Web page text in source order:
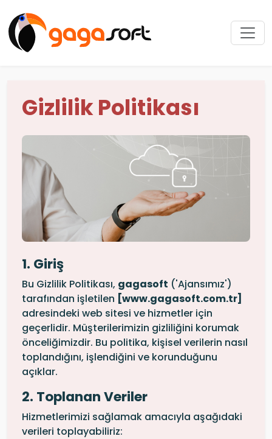
Gizlilik Politikası
1. Giriş
Bu Gizlilik Politikası, gagasoft ('Ajansımız')
tarafından işletilen [www.gagasoft.com.tr]
adresindeki web sitesi ve hizmetler için
geçerlidir. Müşterilerimizin gizliliğini korumak
önceliğimizdir. Bu politika, kişisel verilerin nasıl
toplandığını, işlendiğini ve korunduğunu
açıklar.
2. Toplanan Veriler
Hizmetlerimizi sağlamak amacıyla aşağıdaki
verileri toplayabiliriz: